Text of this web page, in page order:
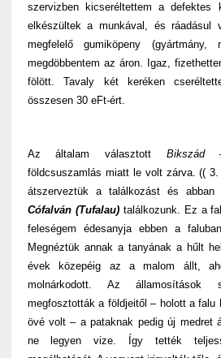
szervizben kicseréltettem a defektes
elkészültek a munkával, és ráadásul
megfelelő gumiköpeny (gyártmány,
megdöbbentem az áron. Igaz,
fölött. Tavaly két keréken
összesen 30 eFt-ért.
Az általam választott Bikszád
földcsuszamlás miatt le volt zárva. ((
átszerveztük a találkozást és abban
Cófalván (Tufalau)találkozunk. Ez a
feleségem édesanyja ebben a
Megnéztük annak a tanyának a hűlt
évek közepéig az a malom állt,
molnárkodott. Az államosítások
megfosztották a földjeitől – holott a falu
övé volt – a pataknak pedig új medret
ne legyen vize. Így tették